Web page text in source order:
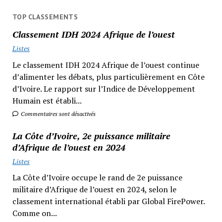
TOP CLASSEMENTS
Classement IDH 2024 Afrique de l’ouest
Listes
Le classement IDH 2024 Afrique de l’ouest continue
d’alimenter les débats, plus particulièrement en Côte
d’Ivoire. Le rapport sur l’Indice de Développement
Humain est établi...
Commentaires sont désactivés
La Côte d’Ivoire, 2e puissance militaire
d’Afrique de l’ouest en 2024
Listes
La Côte d’Ivoire occupe le rand de 2e puissance
militaire d’Afrique de l’ouest en 2024, selon le
classement international établi par Global FirePower.
Comme on...